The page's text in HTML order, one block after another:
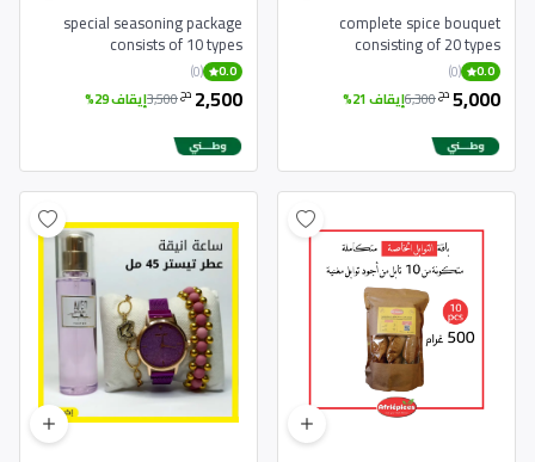
complete spice bouquet
consisting of 20 types
0.0
(0)
5,000دج6,300إيقاف 21%
special seasoning package
consists of 10 types
0.0
(0)
2,500 دج3,500إيقاف 29%